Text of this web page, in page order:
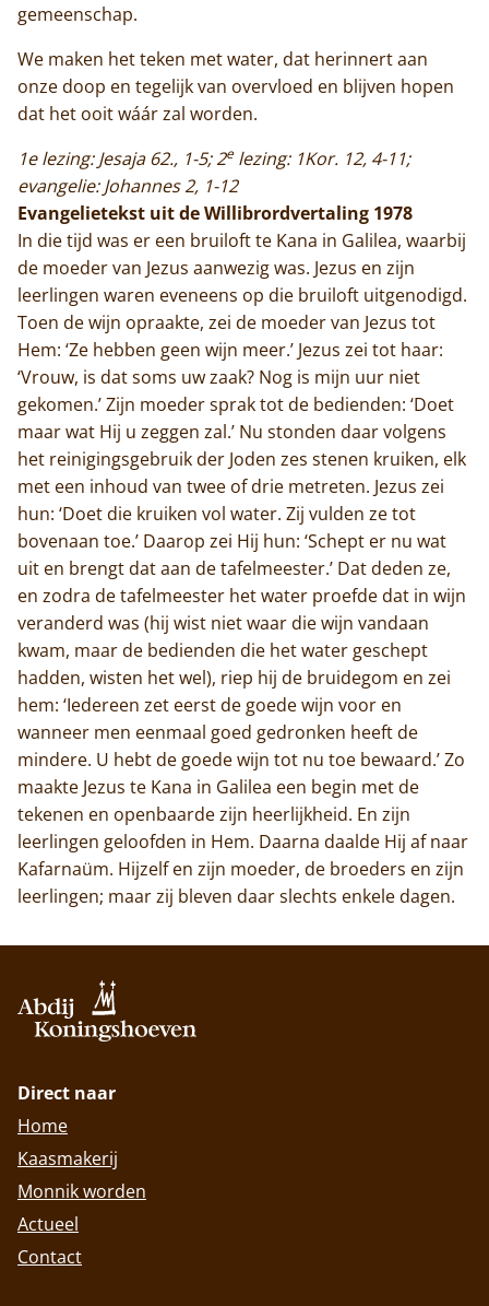
gemeenschap.
We maken het teken met water, dat herinnert aan
onze doop en tegelijk van overvloed en blijven hopen
dat het ooit wáár zal worden.
1e lezing: Jesaja 62., 1-5; 2elezing: 1Kor. 12, 4-11;
evangelie: Johannes 2, 1-12
Evangelietekst uit de Willibrordvertaling 1978
In die tijd was er een bruiloft te Kana in Galilea, waarbij
de moeder van Jezus aanwezig was. Jezus en zijn
leerlingen waren eveneens op die bruiloft uitgenodigd.
Toen de wijn opraakte, zei de moeder van Jezus tot
Hem: ‘Ze hebben geen wijn meer.’ Jezus zei tot haar:
‘Vrouw, is dat soms uw zaak? Nog is mijn uur niet
gekomen.’ Zijn moeder sprak tot de bedienden: ‘Doet
maar wat Hij u zeggen zal.’ Nu stonden daar volgens
het reinigingsgebruik der Joden zes stenen kruiken, elk
met een inhoud van twee of drie metreten. Jezus zei
hun: ‘Doet die kruiken vol water. Zij vulden ze tot
bovenaan toe.’ Daarop zei Hij hun: ‘Schept er nu wat
uit en brengt dat aan de tafelmeester.’ Dat deden ze,
en zodra de tafelmeester het water proefde dat in wijn
veranderd was (hij wist niet waar die wijn vandaan
kwam, maar de bedienden die het water geschept
hadden, wisten het wel), riep hij de bruidegom en zei
hem: ‘Iedereen zet eerst de goede wijn voor en
wanneer men eenmaal goed gedronken heeft de
mindere. U hebt de goede wijn tot nu toe bewaard.’ Zo
maakte Jezus te Kana in Galilea een begin met de
tekenen en openbaarde zijn heerlijkheid. En zijn
leerlingen geloofden in Hem. Daarna daalde Hij af naar
Kafarnaüm. Hijzelf en zijn moeder, de broeders en zijn
leerlingen; maar zij bleven daar slechts enkele dagen.
Direct naar
Home
Kaasmakerij
Monnik worden
Actueel
Contact